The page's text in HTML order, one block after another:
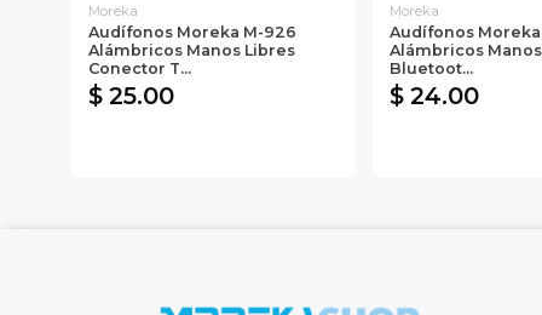
Moreka
Audífonos Moreka M-926
Alámbricos Manos Libres
Conector T...
$ 25.00
Moreka
Audífonos
Alámbricos
Bluetoot...
$ 24.00